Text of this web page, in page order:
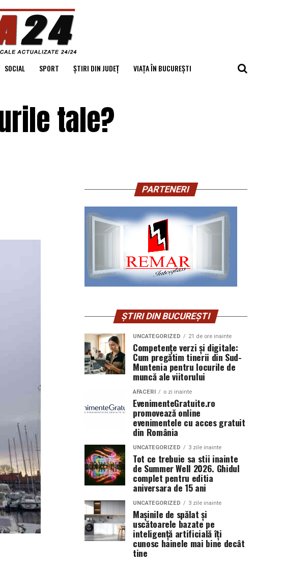
SOCIAL SPORT ȘTIRI DIN JUDEȚ VIAȚA ÎN BUCUREȘTI
tale?
PARTENERI
ȘTIRI DIN BUCUREȘTI
UNCATEGORIZED 21 de ore inainte
Competențe verzi și digitale:
Cum pregătim tinerii din Sud-
Muntenia pentru locurile de
muncă ale viitorului
AFACERI o zi inainte
EvenimenteGratuite.ro
promovează online
evenimentele cu acces gratuit
din România
UNCATEGORIZED 3 zile inainte
Tot ce trebuie sa stii inainte
de Summer Well 2026. Ghidul
complet pentru editia
aniversara de 15 ani
UNCATEGORIZED 3 zile inainte
Mașinile de spălat și
uscătoarele bazate pe
inteligență artificială îți
cunosc hainele mai bine decât
tine